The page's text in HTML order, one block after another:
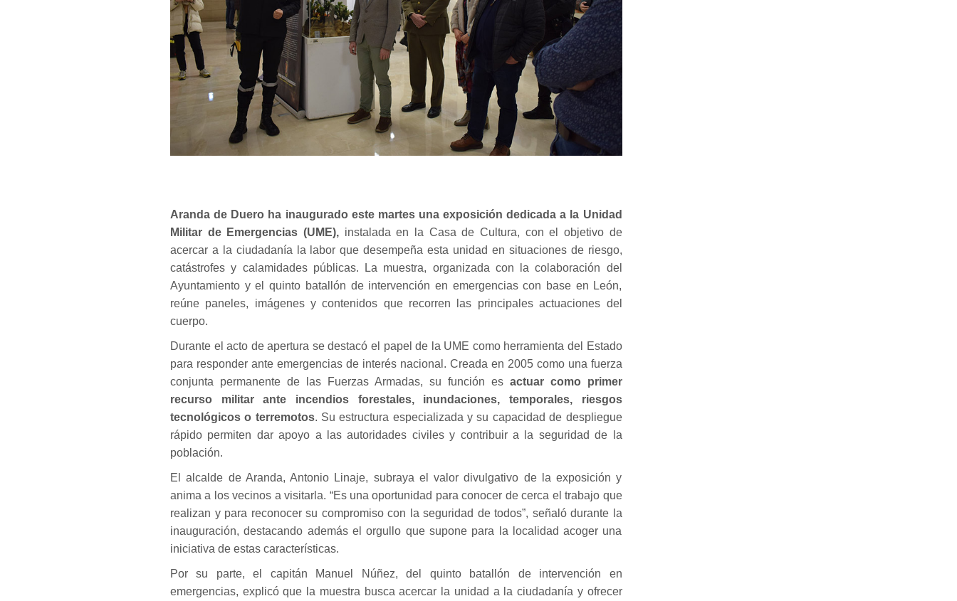
Aranda de Duero ha inaugurado este martes una exposición dedicada a la Unidad
Militar de Emergencias (UME),instalada en la Casa de Cultura, con el objetivo de
acercar a la ciudadanía la labor que desempeña esta unidad en situaciones de riesgo,
catástrofes y calamidades públicas. La muestra, organizada con la colaboración del
Ayuntamiento y el quinto batallón de intervención en emergencias con base en León,
reúne paneles, imágenes y contenidos que recorren las principales actuaciones del
cuerpo.
Durante el acto de apertura se destacó el papel de la UME como herramienta del Estado
para responder ante emergencias de interés nacional. Creada en 2005 como una fuerza
conjunta permanente de las Fuerzas Armadas, su función es actuar como primer
recurso militar ante incendios forestales, inundaciones, temporales, riesgos
tecnológicos o terremotos. Su estructura especializada y su capacidad de despliegue
rápido permiten dar apoyo a las autoridades civiles y contribuir a la seguridad de la
población.
El alcalde de Aranda, Antonio Linaje, subraya el valor divulgativo de la exposición y
anima a los vecinos a visitarla. “Es una oportunidad para conocer de cerca el trabajo que
realizan y para reconocer su compromiso con la seguridad de todos”, señaló durante la
inauguración, destacando además el orgullo que supone para la localidad acoger una
iniciativa de estas características.
Por su parte, el capitán Manuel Núñez, del quinto batallón de intervención en
emergencias, explicó que la muestra busca acercar la unidad a la ciudadanía y ofrecer